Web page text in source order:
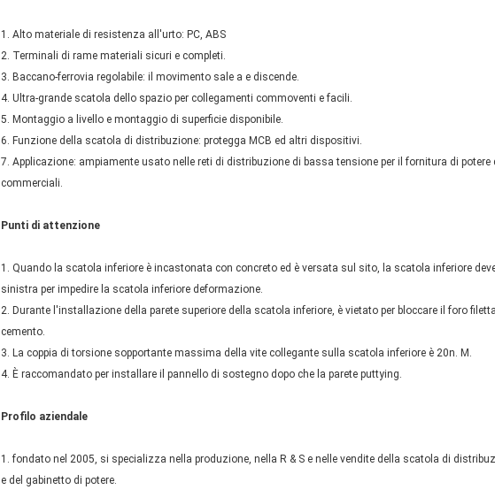
1. Alto materiale di resistenza all'urto: PC, ABS
2. Terminali di rame materiali sicuri e completi.
3. Baccano-ferrovia regolabile: il movimento sale a e discende.
4. Ultra-grande scatola dello spazio per collegamenti commoventi e facili.
5. Montaggio a livello e montaggio di superficie disponibile.
6. Funzione della scatola di distribuzione: protegga MCB ed altri dispositivi.
7. Applicazione: ampiamente usato nelle reti di distribuzione di bassa tensione per il fornitura di
commerciali.
Punti di attenzione
1. Quando la scatola inferiore è incastonata con concreto ed è versata sul sito, la scatola inferiore
sinistra per impedire la scatola inferiore deformazione.
2. Durante l'installazione della parete superiore della scatola inferiore, è vietato per bloccare il foro
cemento.
3. La coppia di torsione sopportante massima della vite collegante sulla scatola inferiore è 20n. M.
4. È raccomandato per installare il pannello di sostegno dopo che la parete puttying.
Profilo aziendale
1. fondato nel 2005, si specializza nella produzione, nella R & S e nelle vendite della scatola di
e del gabinetto di potere.